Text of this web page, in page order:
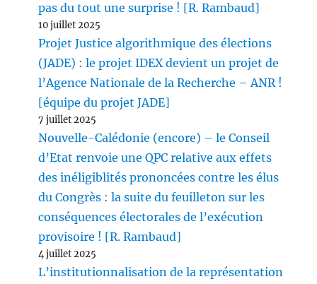
pas du tout une surprise ! [R. Rambaud]
10 juillet 2025
Projet Justice algorithmique des élections
(JADE) : le projet IDEX devient un projet de
l’Agence Nationale de la Recherche – ANR !
[équipe du projet JADE]
7 juillet 2025
Nouvelle-Calédonie (encore) – le Conseil
d’Etat renvoie une QPC relative aux effets
des inéligiblités prononcées contre les élus
du Congrès : la suite du feuilleton sur les
conséquences électorales de l’exécution
provisoire ! [R. Rambaud]
4 juillet 2025
L’institutionnalisation de la représentation